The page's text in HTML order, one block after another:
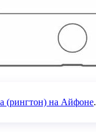
(рингтон) на Айфоне.